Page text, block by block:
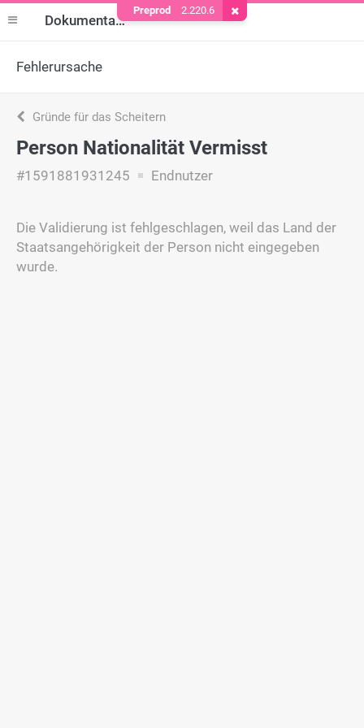
Dokumentation
Fehlerursache
Gründe für das Scheitern
Person Nationalität Vermisst
#1591881931245 Endnutzer
Die Validierung ist fehlgeschlagen, weil das Land der
Staatsangehörigkeit der Person nicht eingegeben
wurde.
Preprod 2.220.6 Cookie entfernen